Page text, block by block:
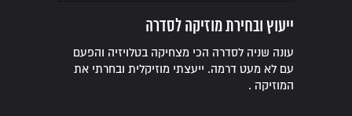
ייעוץ ובחירת מוזיקה לסדרה
עונה שניה לסדרה הכי מצחיקה בטלויזיה והפעם
עם לא מעט דרמה. ייעצתי מוזיקלית ובחרתי את
המוזיקה .